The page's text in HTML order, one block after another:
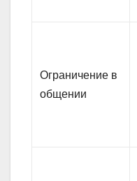
Ограничение в
общении